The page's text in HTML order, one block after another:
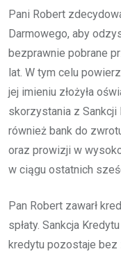
Pani Robert
Darmowego, aby
bezprawnie pobrane
lat. W tym celu
jej imieniu złożyła
skorzystania z Sankcji
również bank do
oraz prowizji w
w ciągu ostatnich
Pan Robert zawarł
spłaty. Sankcja
kredytu pozostaje bez